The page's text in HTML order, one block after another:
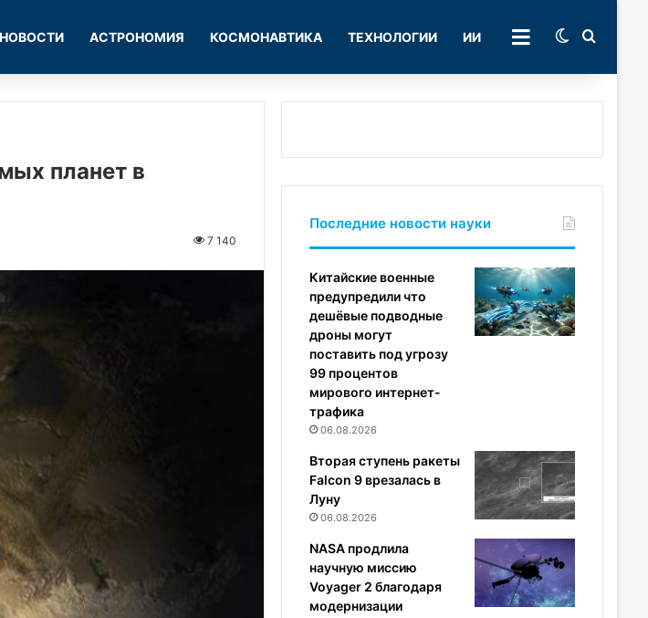
НОВОСТИ АСТРОНОМИЯ КОСМОНАВТИКА ТЕХНОЛОГИИ ИИ РУБРИКИSwitch skin
планет в
7 140
Последние новости науки
Китайские военные
предупредили что
дешёвые подводные
дроны могут
поставить под угрозу
99 процентов
мирового интернет-
трафика
06.08.2026
Вторая ступень ракеты
Falcon 9 врезалась в
Луну
06.08.2026
NASA продлила
научную миссию
Voyager 2 благодаря
модернизации